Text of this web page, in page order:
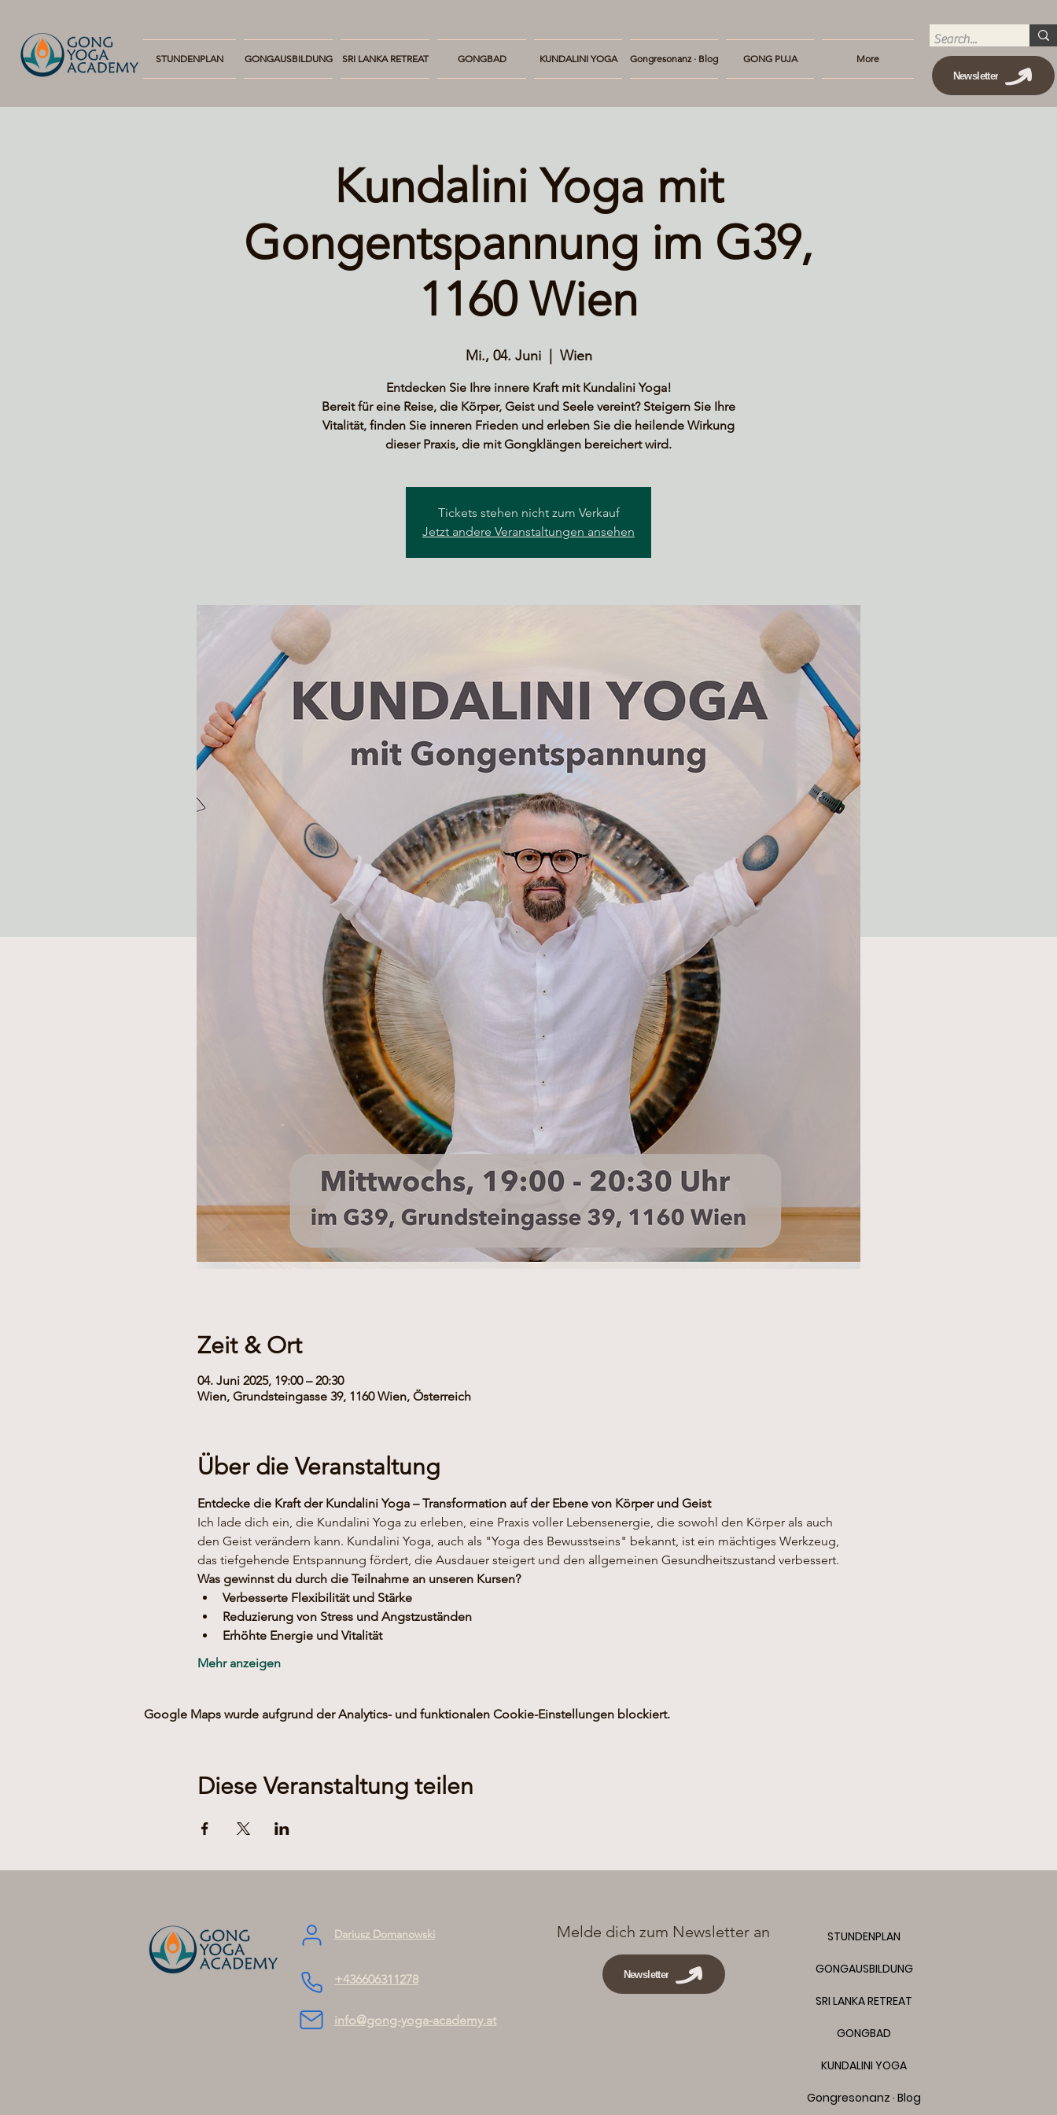
STUNDENPLAN GONGAUSBILDUNG SRI LANKA RETREAT GONGBAD KUNDALINI YOGA Gongresonanz · Blog GONG PUJA
More
Newsletter
Kundalini Yoga mit
Gongentspannung im G39,
1160 Wien
Mi., 04. Juni
  |
Wien
Entdecken Sie Ihre innere Kraft mit Kundalini Yoga!
Bereit für eine Reise, die Körper, Geist und Seele vereint? Steigern Sie Ihre
Vitalität, finden Sie inneren Frieden und erleben Sie die heilende Wirkung
dieser Praxis, die mit Gongklängen bereichert wird.
Tickets stehen nicht zum Verkauf
Jetzt andere Veranstaltungen ansehen
Zeit & Ort
04. Juni 2025, 19:00 – 20:30
Wien, Grundsteingasse 39, 1160 Wien, Österreich
Über die Veranstaltung
Entdecke die Kraft der Kundalini Yoga – Transformation auf der Ebene von Körper und Geist
Ich lade dich ein, die Kundalini Yoga zu erleben, eine Praxis voller Lebensenergie, die sowohl den Körper als auch
den Geist verändern kann. Kundalini Yoga, auch als "Yoga des Bewusstseins" bekannt, ist ein mächtiges Werkzeug,
das tiefgehende Entspannung fördert, die Ausdauer steigert und den allgemeinen Gesundheitszustand verbessert.
Was gewinnst du durch die Teilnahme an unseren Kursen?
Verbesserte Flexibilität und Stärke
Reduzierung von Stress und Angstzuständen
Erhöhte Energie und Vitalität
Mehr anzeigen
Google Maps wurde aufgrund der Analytics- und funktionalen Cookie-Einstellungen blockiert.
Diese Veranstaltung teilen
Dariusz Domanowski
+436606311278
info@gong-yoga-academy.at
Melde dich zum Newsletter an
Newsletter
STUNDENPLAN
GONGAUSBILDUNG
SRI LANKA RETREAT
GONGBAD
KUNDALINI YOGA
Gongresonanz · Blog